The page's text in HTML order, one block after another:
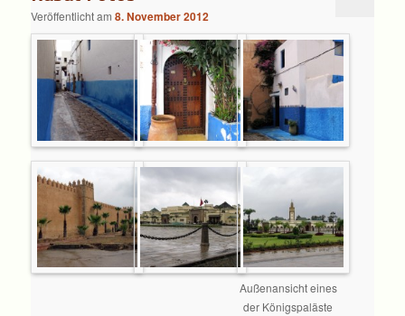
Veröffentlicht am8. November 2012
Außenansicht eines
der Königspaläste